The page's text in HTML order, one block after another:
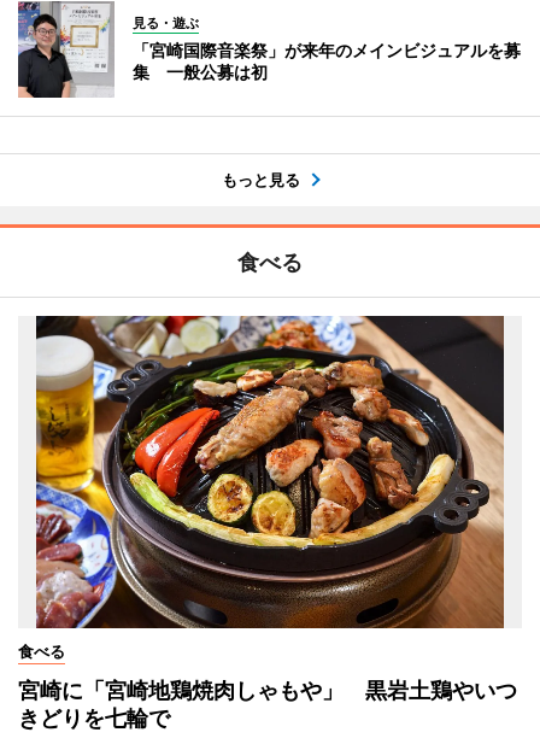
見る・遊ぶ
「宮崎国際音楽祭」が来年のメインビジュアルを募
集 一般公募は初
もっと見る
食べる
食べる
宮崎に「宮崎地鶏焼肉しゃもや」 黒岩土鶏やいつ
きどりを七輪で